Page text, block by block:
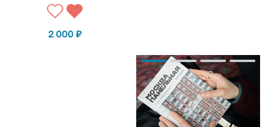
2 000 ₽